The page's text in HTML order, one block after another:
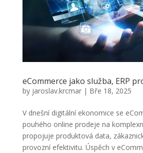
eCommerce jako služba, ERP
by jaroslav.krcmar| Bře 18, 2025
V dnešní digitální ekonomice se
pouhého online prodeje na
propojuje produktová data,
provozní efektivitu. Úspěch v